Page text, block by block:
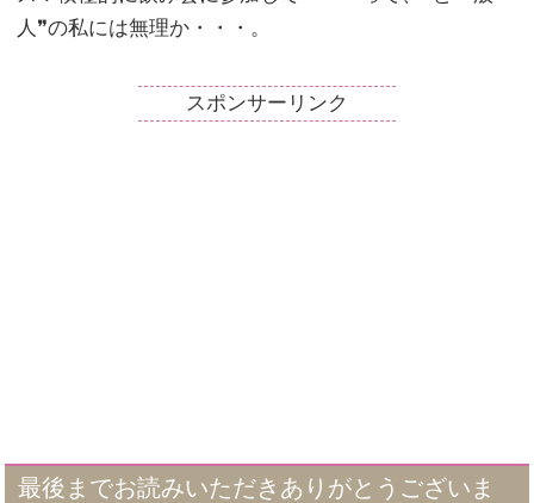
人❞の私には無理か・・・。
スポンサーリンク
最後までお読みいただきありがとうございま